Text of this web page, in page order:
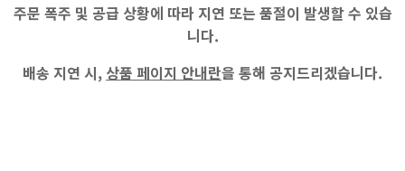
주문 폭주 및 공급 상황에 따라 지연 또는 품절이 발생할 수 있습
니다.
배송 지연 시, 상품 페이지 안내란을 통해 공지드리겠습니다.